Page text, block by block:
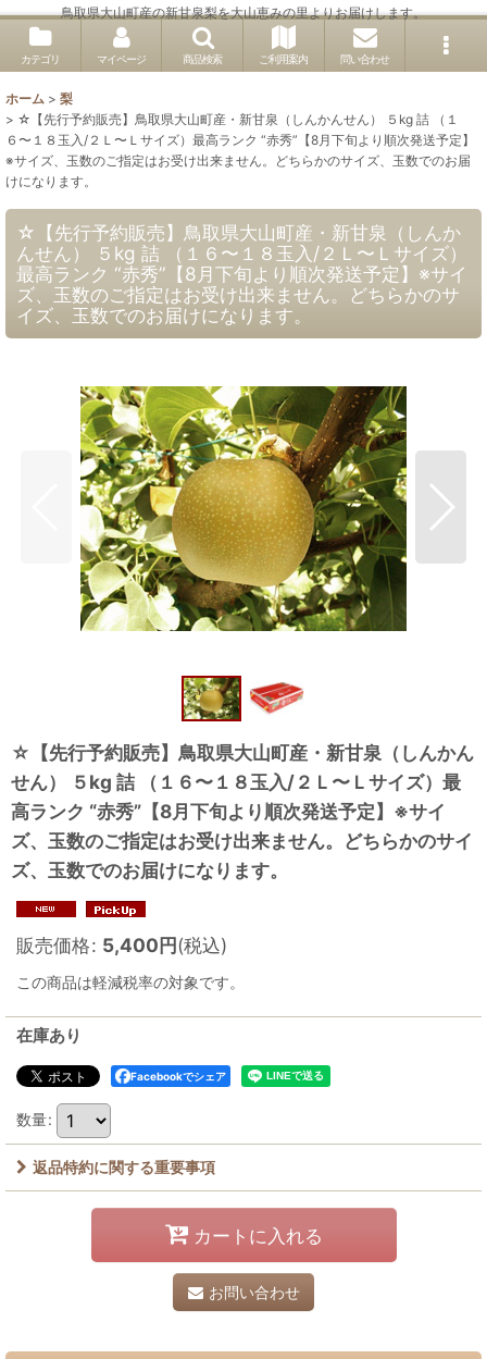
鳥取県大山町産の新甘泉梨を大山恵みの里よりお届けします。
カテゴリ マイページ 商品検索 ご利用案内 問い合わせ
ホーム > 梨
> ☆【先行予約販売】鳥取県大山町産・新甘泉（しんかんせん） ５kg 詰 （１
６〜１８玉入/２Ｌ〜Ｌサイズ）最高ランク “赤秀”【8月下旬より順次発送予定】
※サイズ、玉数のご指定はお受け出来ません。どちらかのサイズ、玉数でのお届
けになります。
☆【先行予約販売】鳥取県大山町産・新甘泉（しんか
んせん） ５kg 詰 （１６〜１８玉入/２Ｌ〜Ｌサイズ）
最高ランク “赤秀”【8月下旬より順次発送予定】※サイ
ズ、玉数のご指定はお受け出来ません。どちらかのサ
イズ、玉数でのお届けになります。
☆【先行予約販売】鳥取県大山町産・新甘泉（しんかん
せん） ５kg 詰 （１６〜１８玉入/２Ｌ〜Ｌサイズ）最
高ランク “赤秀”【8月下旬より順次発送予定】※サイ
ズ、玉数のご指定はお受け出来ません。どちらかのサイ
ズ、玉数でのお届けになります。
販売価格: 5,400円(税込)
この商品は軽減税率の対象です。
在庫あり
Facebookでシェア
数量:
返品特約に関する重要事項
カートに入れる
お問い合わせ